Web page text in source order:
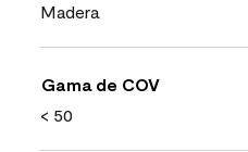
Madera
Gama de COV
< 50